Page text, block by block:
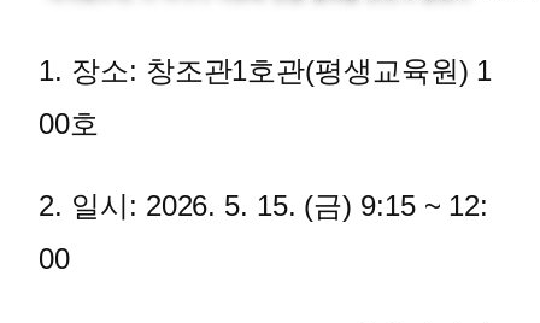
1. 장소: 창조관1호관(평생교육원) 1
00호
2. 일시: 2026. 5. 15. (금) 9:15 ~ 12:
00